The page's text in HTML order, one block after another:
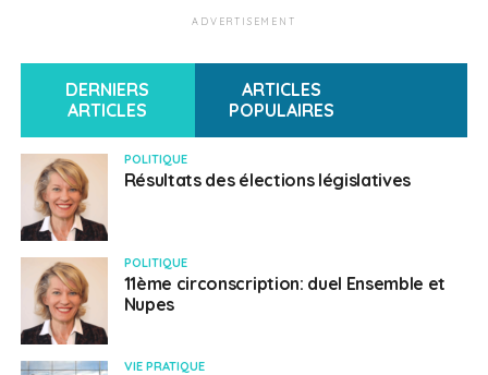
ADVERTISEMENT
DERNIERS
ARTICLES
ARTICLES
POPULAIRES
POLITIQUE
Résultats des élections législatives
POLITIQUE
11ème circonscription: duel Ensemble et
Nupes
VIE PRATIQUE